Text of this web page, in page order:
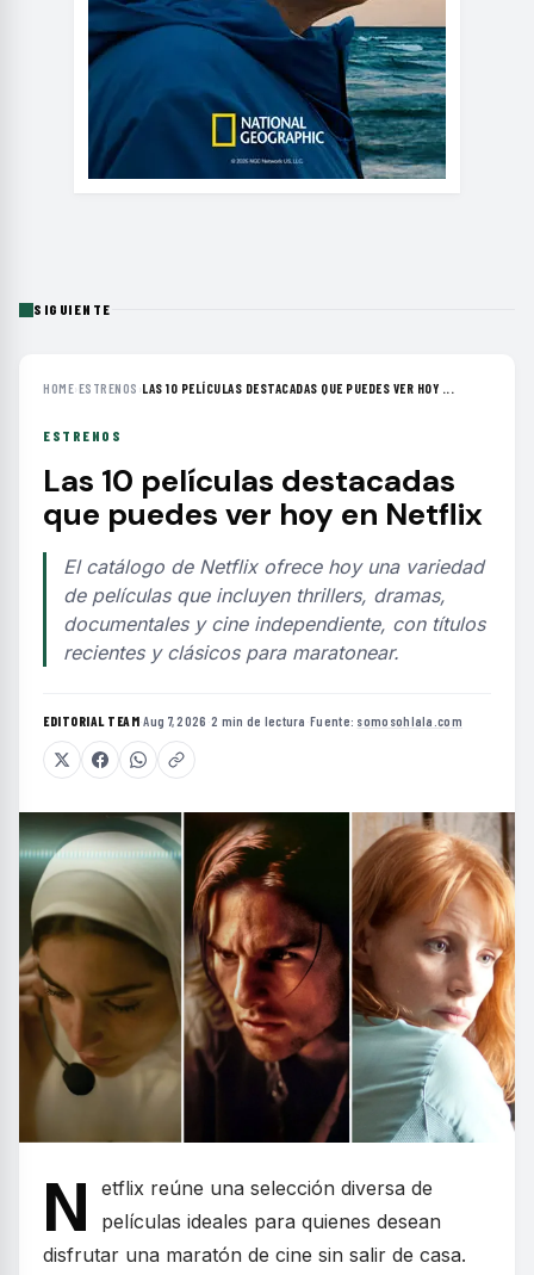
SIGUIENTE
HOME›ESTRENOS ›LAS 10 PELÍCULAS DESTACADAS QUE PUEDES VER HOY ...
ESTRENOS
Las 10 películas destacadas
que puedes ver hoy en Netflix
El catálogo de Netflix ofrece hoy una variedad
de películas que incluyen thrillers, dramas,
documentales y cine independiente, con títulos
recientes y clásicos para maratonear.
EDITORIAL TEAM·Aug 7, 2026 ·2 min de lectura ·Fuente: somosohlala.com
N
etflix reúne una selección diversa de
películas ideales para quienes desean
disfrutar una maratón de cine sin salir de casa.